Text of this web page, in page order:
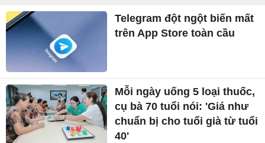
Telegram đột ngột biến mất
trên App Store toàn cầu
Mỗi ngày uống 5 loại thuốc,
cụ bà 70 tuổi nói: 'Giá như
chuẩn bị cho tuổi già từ tuổi
40'